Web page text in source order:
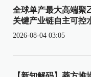
全球单产最大高端聚
关键产业链自主可控
2026-08-04 03:05